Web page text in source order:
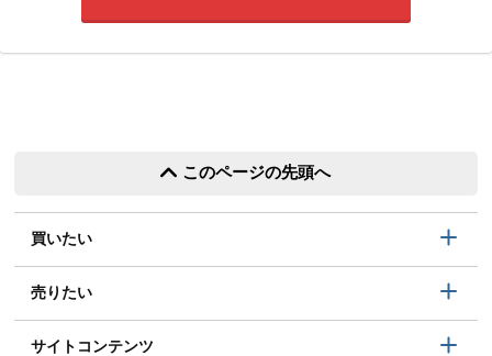
このページの先頭へ
買いたい
売りたい
サイトコンテンツ